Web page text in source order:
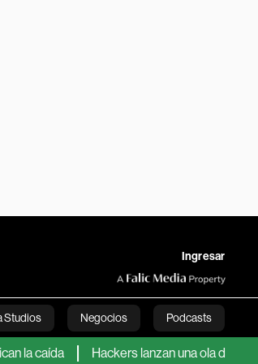
Ingresar
Studios Negocios Podcasts
Hackers lanzan una ola de ataques